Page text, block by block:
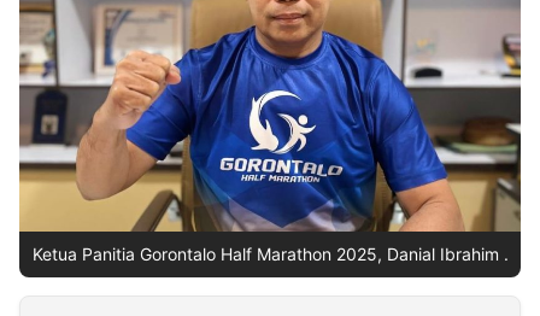
Insight
NTB
Suara
Time
Lens
IDN
Daily
Jogja
Jalan
Rakyat
Idealita
News
Kita
Notice
Dinamikapost.com
Radar
Baru
Seedbacklink
Follow
Kabarbaru
Ketua Panitia Gorontalo Half Marathon 2025, Danial Ibrahim .